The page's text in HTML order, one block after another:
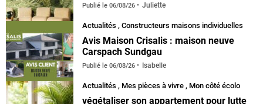
Publié le 06/08/26 Juliette
Actualités , Constructeurs maisons individuelles
Avis Maison Crisalis : maison neuve
Carspach Sundgau
Publié le 06/08/26 Isabelle
Actualités , Mes pièces à vivre , Mon côté écolo
végétaliser son appartement pour lutte